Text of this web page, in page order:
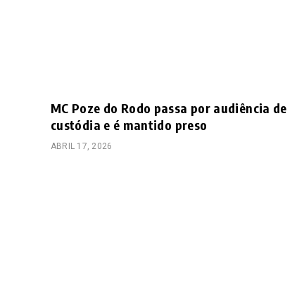
MC Poze do Rodo passa por audiência de
custódia e é mantido preso
ABRIL 17, 2026